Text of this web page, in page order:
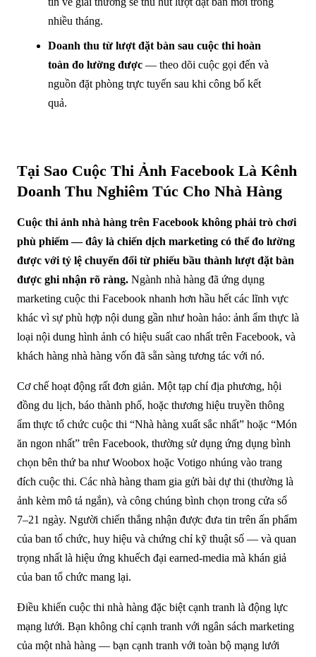
nhiều tháng.
Doanh thu từ lượt đặt bàn sau cuộc thi hoàn
toàn đo lường được — theo dõi cuộc gọi đến và
nguồn đặt phòng trực tuyến sau khi công bố kết
quả.
Tại Sao Cuộc Thi Ảnh Facebook Là Kênh
Doanh Thu Nghiêm Túc Cho Nhà Hàng
Cuộc thi ảnh nhà hàng trên Facebook không phải trò chơi
phù phiếm — đây là chiến dịch marketing có thể đo lường
được với tỷ lệ chuyển đổi từ phiếu bầu thành lượt đặt bàn
được ghi nhận rõ ràng. Ngành nhà hàng đã ứng dụng
marketing cuộc thi Facebook nhanh hơn hầu hết các lĩnh vực
khác vì sự phù hợp nội dung gần như hoàn hảo: ảnh ẩm thực là
loại nội dung hình ảnh có hiệu suất cao nhất trên Facebook, và
khách hàng nhà hàng vốn đã sẵn sàng tương tác với nó.
Cơ chế hoạt động rất đơn giản. Một tạp chí địa phương, hội
đồng du lịch, báo thành phố, hoặc thương hiệu truyền thông
ẩm thực tổ chức cuộc thi “Nhà hàng xuất sắc nhất” hoặc “Món
ăn ngon nhất” trên Facebook, thường sử dụng ứng dụng bình
chọn bên thứ ba như Woobox hoặc Votigo nhúng vào trang
đích cuộc thi. Các nhà hàng tham gia gửi bài dự thi (thường là
ảnh kèm mô tả ngắn), và công chúng bình chọn trong cửa sổ
7–21 ngày. Người chiến thắng nhận được đưa tin trên ấn phẩm
của ban tổ chức, huy hiệu và chứng chỉ kỹ thuật số — và quan
trọng nhất là hiệu ứng khuếch đại earned-media mà khán giả
của ban tổ chức mang lại.
Điều khiến cuộc thi nhà hàng đặc biệt cạnh tranh là động lực
mạng lưới. Bạn không chỉ cạnh tranh với ngân sách marketing
của một nhà hàng — bạn cạnh tranh với toàn bộ mạng lưới